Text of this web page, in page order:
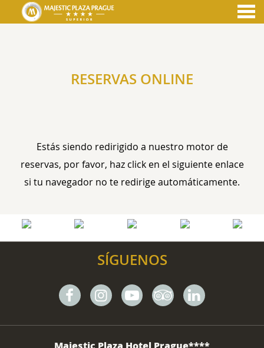
RESERVAS ONLINE
Estás siendo redirigido a nuestro motor de
reservas, por favor, haz click en el siguiente enlace
si tu navegador no te redirige automáticamente.
SÍGUENOS
FacebookInstagram
YoutubeTripadvisor
Linkedin